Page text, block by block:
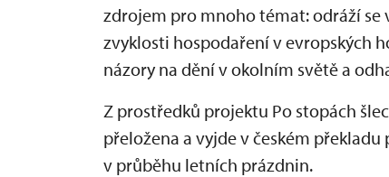
zdrojem pro mnoho témat: odráží se
zvyklosti hospodaření v evropských
názory na dění v okolním světě a
Z prostředků projektu Po stopách
přeložena a vyjde v českém
v průběhu letních prázdnin.